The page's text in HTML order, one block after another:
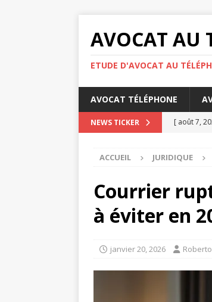
AVOCAT AU
ETUDE D'AVOCAT AU
AVOCAT TÉLÉPHONE
NEWS TICKER [ août 7,
[ août 4,
[ août 3,
[ août 8,
ACCUEIL JURIDIQUE
Courrier
à éviter en
janvier 20, 2026